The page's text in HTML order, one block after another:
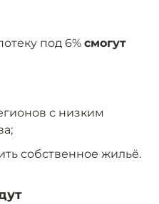
под 6% смогут
с низким
собственное жильё.